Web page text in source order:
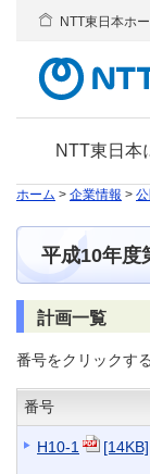
NTT東日本
NTT東日本ホ
ホーム > 企業情報 >
平成10年度
計画一覧
番号をクリックす
番号
H10-1 [14KB]